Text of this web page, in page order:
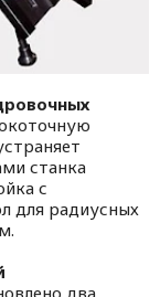
станка
с
для радиусных